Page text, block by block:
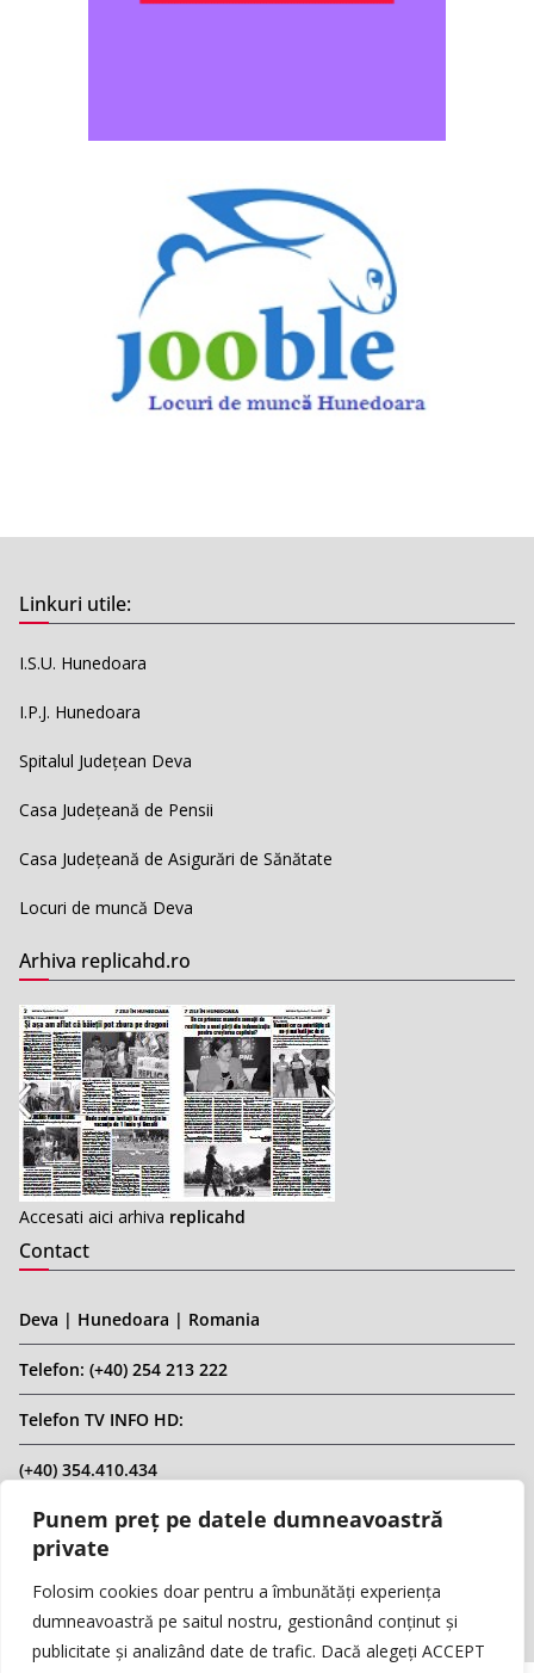
Punem preț pe datele dumneavoastră
private
Folosim cookies doar pentru a îmbunătăți experiența
dumneavoastră pe saitul nostru, gestionând conținut și
publicitate și analizând date de trafic. Dacă alegeți ACCEPT
Linkuri utile:
I.S.U. Hunedoara
I.P.J. Hunedoara
Spitalul Județean Deva
Casa Județeană de Pensii
Casa Județeană de Asigurări de Sănătate
Locuri de muncă Deva
Arhiva replicahd.ro
Accesati aici arhiva replicahd
Contact
Deva | Hunedoara | Romania
Telefon: (+40) 254 213 222
Telefon TV INFO HD:
(+40) 354.410.434
Email: infohd20@gmail.com
Website: www.replicahd.ro